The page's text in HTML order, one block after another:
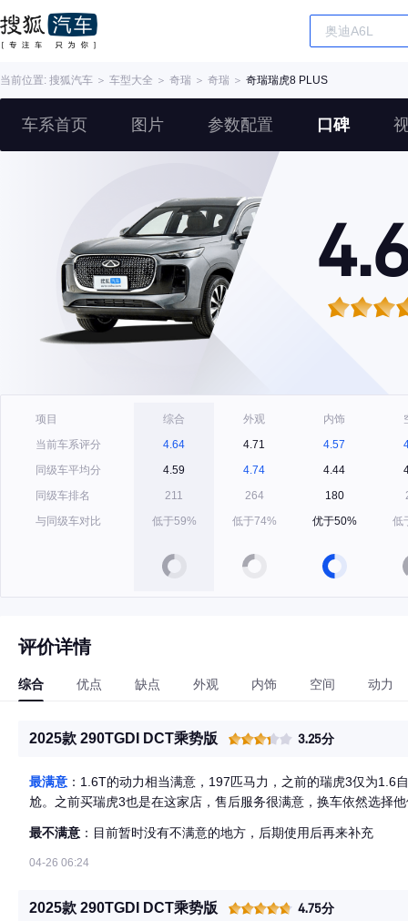
当前位置: 搜狐汽车 ＞ 车型大全 ＞ 奇瑞 ＞ 奇瑞 ＞ 奇瑞瑞虎8 PLUS
车系首页 图片 参数配置 口碑
项目
当前车系评分
同级车平均分
同级车排名
与同级车对比
综合
4.64
4.59
211
低于59%
外观
4.71
4.74
264
低于74%
内饰
4.57
4.44
180
优于50%
低
评价详情
综合 优点 缺点 外观 内饰 空间 动力
2025款 290TGDI DCT乘势版 3.25分
最满意 ：1.6T的动力相当满意，197匹马力，之前的瑞虎3仅为1.6
尬。之前买瑞虎3也是在这家店，售后服务很满意，换车依然选择
最不满意 ：目前暂时没有不满意的地方，后期使用后再来补充
04-26 06:24
2025款 290TGDI DCT乘势版 4.75分